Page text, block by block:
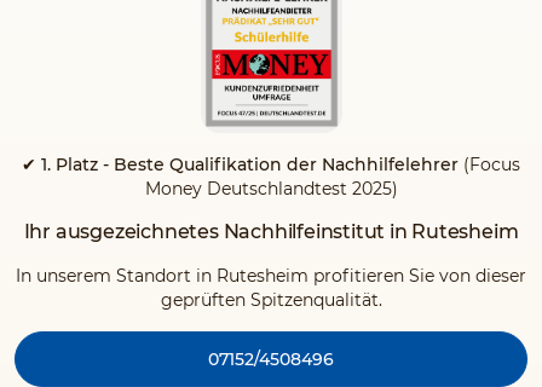
✔ 1. Platz - Beste Qualifikation der Nachhilfelehrer (Focus
Money Deutschlandtest 2025)
Ihr ausgezeichnetes Nachhilfeinstitut in Rutesheim
In unserem Standort in Rutesheim profitieren Sie von dieser
geprüften Spitzenqualität.
07152/4508496